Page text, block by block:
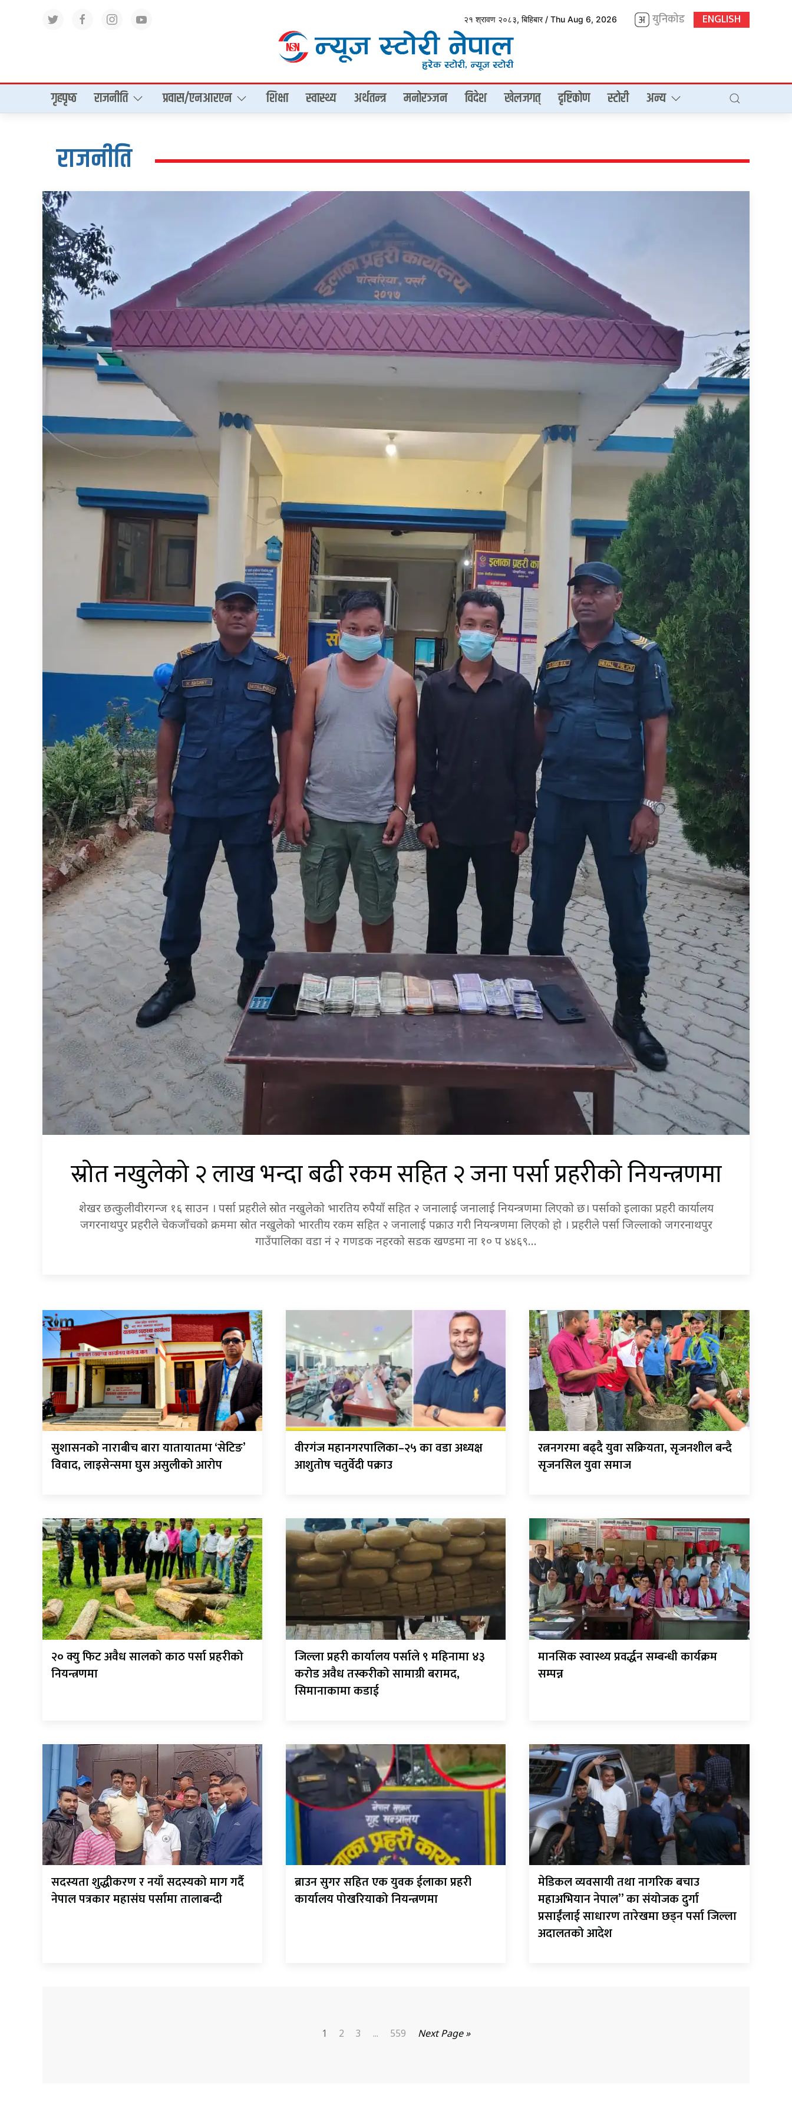
२१ श्रावण २०८३, बिहिबार / Thu Aug 6, 2026 युनिकोड ENGLISH
गृहपृष्‍ठ राजनीति प्रवास/एनआरएन शिक्षा स्वास्थ्य अर्थतन्त्र मनोरञ्जन विदेश खेलजगत् दृष्टिकोण स्टोरी अन्य
राजनीति
स्रोत नखुलेको २ लाख भन्दा बढी रकम सहित २ जना पर्सा प्रहरीको नियन्त्रणमा
शेखर छत्कुलीवीरगन्ज १६ साउन । पर्सा प्रहरीले स्रोत नखुलेको भारतिय रुपैयाँ सहित २ जनालाई जनालाई नियन्त्रणमा लिएको छ। पर्साको इलाका प्रहरी कार्यालय
जगरनाथपुर प्रहरीले चेकजाँचको क्रममा स्रोत नखुलेको भारतीय रकम सहित २ जनालाई पक्राउ गरी नियन्त्रणमा लिएको हो । प्रहरीले पर्सा जिल्लाको जगरनाथपुर
गाउँपालिका वडा नं २ गणडक नहरको सडक खण्डमा ना १० प ४४६९…
सुशासनको नाराबीच बारा यातायातमा ‘सेटिङ’
विवाद, लाइसेन्समा घुस असुलीको आरोप
वीरगंज महानगरपालिका–२५ का वडा अध्यक्ष
आशुतोष चतुर्वेदी पक्राउ
रत्ननगरमा बढ्दै युवा सक्रियता, सृजनशील बन्दै
सृजनसिल युवा समाज
२० क्यु फिट अवैध सालको काठ पर्सा प्रहरीको
नियन्त्रणमा
जिल्ला प्रहरी कार्यालय पर्साले ९ महिनामा ४३
करोड अवैध तस्करीको सामाग्री बरामद,
सिमानाकामा कडाई
मानसिक स्वास्थ्य प्रवर्द्धन सम्बन्धी कार्यक्रम
सम्पन्न
सदस्यता शुद्धीकरण र नयाँ सदस्यको माग गर्दै
नेपाल पत्रकार महासंघ पर्सामा तालाबन्दी
ब्राउन सुगर सहित एक युवक ईलाका प्रहरी
कार्यालय पोखरियाको नियन्त्रणमा
मेडिकल व्यवसायी तथा नागरिक बचाउ
महाअभियान नेपाल” का संयोजक दुर्गा
प्रसाईंलाई साधारण तारेखमा छड्न पर्सा जिल्ला
अदालतको आदेश
1 2 3 ... 559 Next Page »